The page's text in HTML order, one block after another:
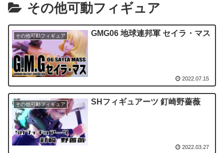
その他可動フィギュア
その他可動フィギュア GMG06 地球連邦軍 セイラ・マス
2022.07.15
その他可動フィギュア SHフィギュアーツ 釘崎野薔薇
2022.03.27